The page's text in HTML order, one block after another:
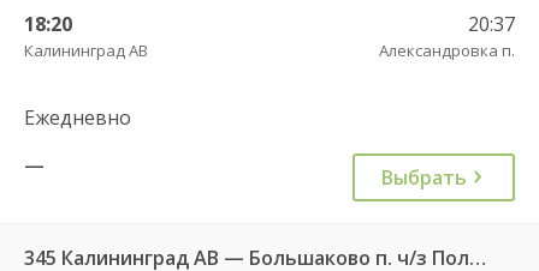
18:20
Калининград АВ
20:37
Александровка п.
Ежедневно
—
Выбрать
345 Калининград АВ — Большаково п. ч/з Полесск г.